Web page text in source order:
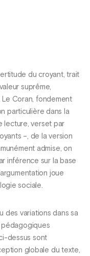
du croyant, trait
suprême,
Le Coran, fondement
particulière dans la
lecture, verset par
–, de la version
admise, on
inférence sur la base
joue
sociale.
des variations dans sa
pédagogiques
dessus sont
globale du texte,